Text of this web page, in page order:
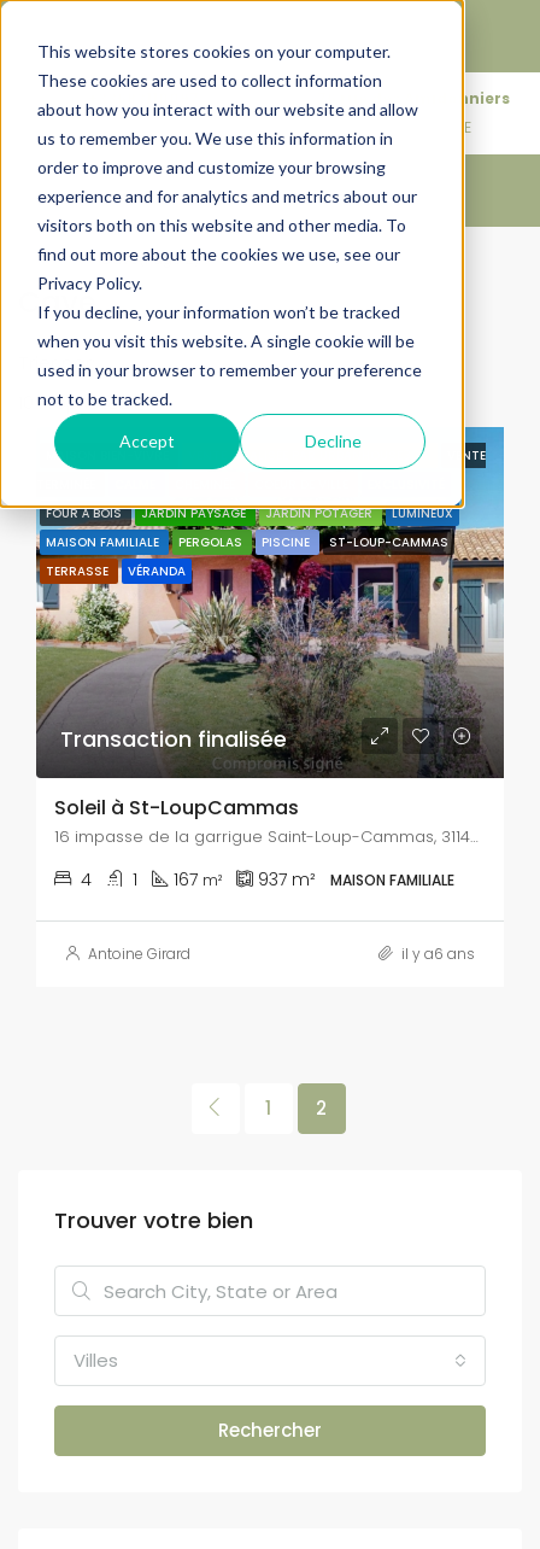
This website stores cookies on your computer.
These cookies are used to collect information
about how you interact with our website and allow
us to remember you. We use this information in
order to improve and customize your browsing
experience and for analytics and metrics about our
visitors both on this website and other media. To
find out more about the cookies we use, see our
Privacy Policy.
If you decline, your information won’t be tracked
when you visit this website. A single cookie will be
used in your browser to remember your preference
not to be tracked.
Accept Decline
patrimoine.
76 rue des Amidonniers
31000 TOULOUSE
Accueil Cave(Page 2)
Cave
10 Propriétés
Trier par: Ordre par défaut
MAISON BIEN-VIVRE VENTE FINALISÉE PAR URBANHOUSE360
VENTE
FOUR À BOIS
JARDIN PAYSAGÉ JARDIN POTAGER
LUMINEUX
MAISON FAMILIALE
PERGOLAS PISCINE
ST-LOUP-CAMMAS
TERRASSE
VÉRANDA
Transaction finalisée
Soleil à St-LoupCammas
16 impasse de la garrigue Saint-Loup-Cammas, 31140, Haute-Garonne
4 1 167 m² 937 m² MAISON FAMILIALE
Antoine Girard il y a6 ans
1 2
Trouver votre bien
Villes
Rechercher